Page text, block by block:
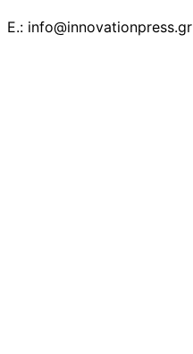
E.: info@innovationpress.gr